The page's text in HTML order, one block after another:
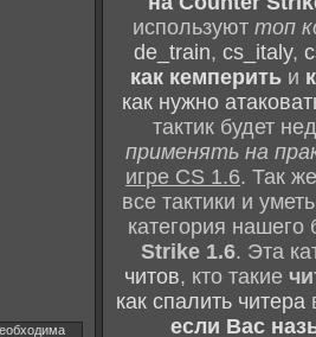
используют топ
de_train, cs_italy,
как кемперить и
как нужно
тактик будет
применять на
игре CS 1.6. Так
все тактики и
категория нашего
Strike 1.6. Эта
читов, кто такие
как спалить читера
если Вас